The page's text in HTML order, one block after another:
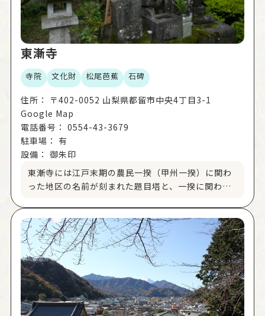
東漸寺
寺院 文化財 松尾芭蕉 石碑
住所：
〒402-0052 山梨県都留市中央4丁目3-1
Google Map
電話番号： 0554-43-3679
駐車場： 有
設備： 御朱印
東漸寺には江戸末期の農民一揆（甲州一揆）に関わ
った地区の名前が刻まれた題目塔と、一揆に関わっ